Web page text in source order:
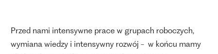
Przed nami intensywne prace w grupach roboczych,
wymiana wiedzy i intensywny rozwój - w końcu mamy